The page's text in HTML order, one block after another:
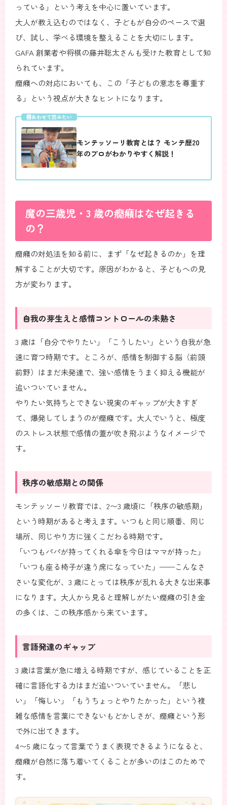
っている」という考えを中心に置いています。
大人が教え込むのではなく、子どもが自分のペースで選
び、試し、学べる環境を整えることを大切にします。
GAFA 創業者や将棋の藤井聡太さんも受けた教育として知
られています。
癇癪への対応においても、この「子どもの意志を尊重す
る」という視点が大きなヒントになります。
あわせて読みたい
モンテッソーリ教育とは？ モンテ歴20
年のプロがわかりやすく解説！
魔の三歳児・3 歳の癇癪はなぜ起きる
の？
癇癪の対処法を知る前に、まず「なぜ起きるのか」を理
解することが大切です。原因がわかると、子どもへの見
方が変わります。
自我の芽生えと感情コントロールの未熟さ
3 歳は「自分でやりたい」「こうしたい」という自我が急
速に育つ時期です。ところが、感情を制御する脳（前頭
前野）はまだ未発達で、強い感情をうまく抑える機能が
追いついていません。
やりたい気持ちとできない現実のギャップが大きすぎ
て、爆発してしまうのが癇癪です。大人でいうと、極度
のストレス状態で感情の蓋が吹き飛ぶようなイメージで
す。
秩序の敏感期との関係
モンテッソーリ教育では、2〜3 歳頃に「秩序の敏感期」
という時期があると考えます。いつもと同じ順番、同じ
場所、同じやり方に強くこだわる時期です。
「いつもパパが持ってくれる傘を今日はママが持った」
「いつも座る椅子が違う席になっていた」——こんなさ
さいな変化が、3 歳にとっては秩序が乱れる大きな出来事
になります。大人から見ると理解しがたい癇癪の引き金
の多くは、この秩序感から来ています。
言語発達のギャップ
3 歳は言葉が急に増える時期ですが、感じていることを正
確に言語化する力はまだ追いついていません。「悲し
い」「悔しい」「もうちょっとやりたかった」という複
雑な感情を言葉にできないもどかしさが、癇癪という形
で外に出てきます。
4〜5 歳になって言葉でうまく表現できるようになると、
癇癪が自然に落ち着いてくることが多いのはこのためで
す。